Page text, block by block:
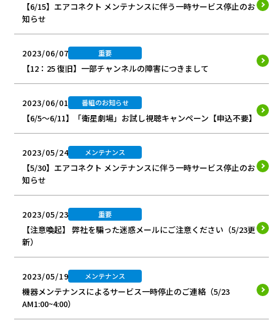
【6/15】エアコネクト メンテナンスに伴う一時サービス停止のお
知らせ
2023/06/07 重要
【12：25 復旧】一部チャンネルの障害につきまして
2023/06/01 番組のお知らせ
【6/5～6/11】「衛星劇場」お試し視聴キャンペーン【申込不要】
2023/05/24 メンテナンス
【5/30】エアコネクト メンテナンスに伴う一時サービス停止のお
知らせ
2023/05/23 重要
【注意喚起】 弊社を騙った迷惑メールにご注意ください（5/23更
新）
2023/05/19 メンテナンス
機器メンテナンスによるサービス一時停止のご連絡（5/23
AM1:00~4:00）